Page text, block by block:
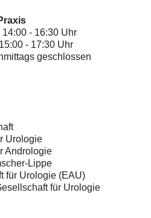
14:00 - 16:30 Uhr
- 17:30 Uhr
geschlossen
Urologie
Andrologie
Lippe
für Urologie (EAU)
für Urologie